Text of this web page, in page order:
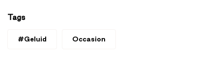
Tags
#Geluid Occasion